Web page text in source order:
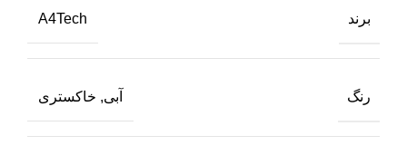
برند A4Tech
رنگ آبی, خاکستری